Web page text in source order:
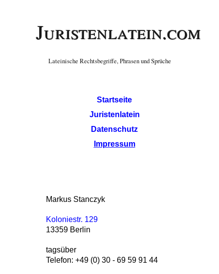
Juristenlatein.com
Lateinische Rechtsbegriffe, Phrasen und Sprüche
Startseite
Juristenlatein
Datenschutz
Impressum
Markus Stanczyk
Koloniestr. 129
13359 Berlin
tagsüber
Telefon: +49 (0) 30 - 69 59 91 44